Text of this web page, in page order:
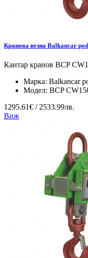
Кранова везна Balkancar
Кантар кранов BCP
Марка: Balkancar
Модел: BCP
1295.61€ / 2533.99лв.
Виж